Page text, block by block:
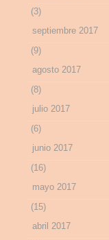
(3)
septiembre 2017
(9)
agosto 2017
(8)
julio 2017
(6)
junio 2017
(16)
mayo 2017
(15)
abril 2017